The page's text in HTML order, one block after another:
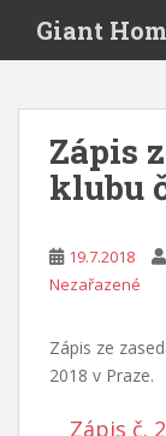
i
Giant
Zápis
klubu
19.7.2018
Nezařazené
Zápis ze
2018 v Praze.
Zápis č.